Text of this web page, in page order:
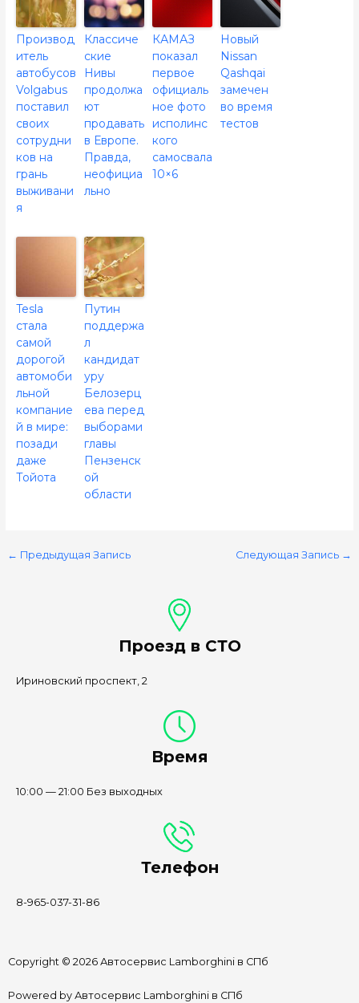
Производ
итель
автобусов
Volgabus
поставил
своих
сотрудни
ков на
грань
выживани
я
Классиче
ские
Нивы
продолжа
ют
продавать
в Европе.
Правда,
неофициа
льно
КАМАЗ
показал
первое
официаль
ное фото
исполинс
кого
самосвала
10×6
Новый
Nissan
Qashqai
замечен
во время
тестов
Tesla
стала
самой
дорогой
автомоби
льной
компание
й в мире:
позади
даже
Тойота
Путин
поддержа
л
кандидат
уру
Белозерц
ева перед
выборами
главы
Пензенск
ой
области
← Предыдущая Запись Следующая Запись →
Проезд в СТО
Ириновский проспект, 2
Время
10:00 — 21:00 Без выходных
Телефон
8-965-037-31-86
Copyright © 2026 Автосервис Lamborghini в СПб
Powered by Автосервис Lamborghini в СПб